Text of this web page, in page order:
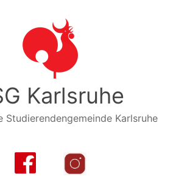
Karlsruhe
Studierendengemeinde Karlsruhe